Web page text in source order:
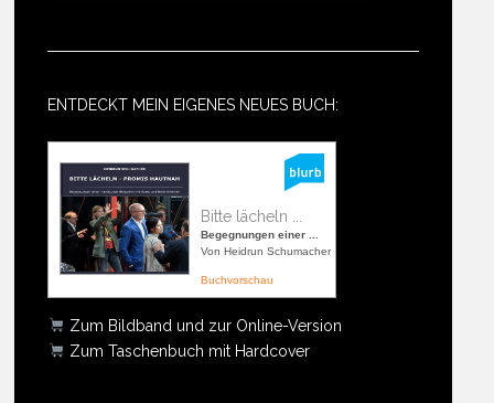
ENTDECKT MEIN EIGENES NEUES BUCH:
Bitte lächeln ...
Begegnungen einer ...
Von Heidrun Schumacher
Buchvorschau
Zum Bildband und zur Online-Version
Zum Taschenbuch mit Hardcover